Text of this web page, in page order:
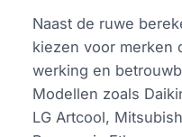
Naast de ruwe
kiezen voor merken
werking en
Modellen zoals
LG Artcool,